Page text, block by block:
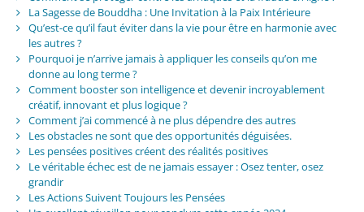
La Sagesse de Bouddha : Une Invitation à la Paix Intérieure
Qu’est-ce qu’il faut éviter dans la vie pour être en harmonie avec
les autres ?
Pourquoi je n’arrive jamais à appliquer les conseils qu’on me
donne au long terme ?
Comment booster son intelligence et devenir incroyablement
créatif, innovant et plus logique ?
Comment j’ai commencé à ne plus dépendre des autres
Les obstacles ne sont que des opportunités déguisées.
Les pensées positives créent des réalités positives
Le véritable échec est de ne jamais essayer : Osez tenter, osez
grandir
Les Actions Suivent Toujours les Pensées